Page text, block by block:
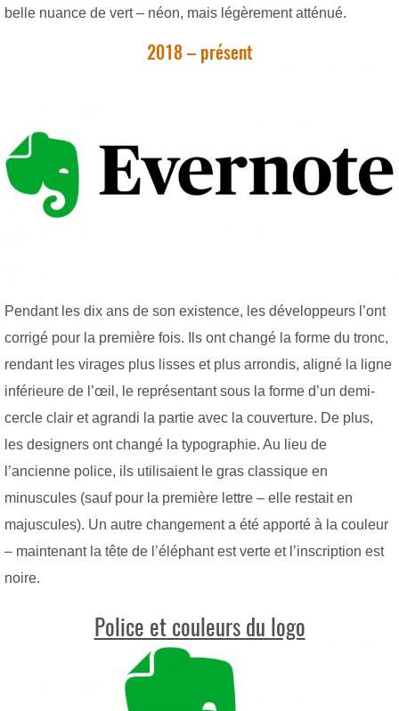
belle nuance de vert – néon, mais légèrement atténué.
2018 – présent
Pendant les dix ans de son existence, les développeurs l’ont
corrigé pour la première fois. Ils ont changé la forme du tronc,
rendant les virages plus lisses et plus arrondis, aligné la ligne
inférieure de l’œil, le représentant sous la forme d’un demi-
cercle clair et agrandi la partie avec la couverture. De plus,
les designers ont changé la typographie. Au lieu de
l’ancienne police, ils utilisaient le gras classique en
minuscules (sauf pour la première lettre – elle restait en
majuscules). Un autre changement a été apporté à la couleur
– maintenant la tête de l’éléphant est verte et l’inscription est
noire.
Police et couleurs du logo